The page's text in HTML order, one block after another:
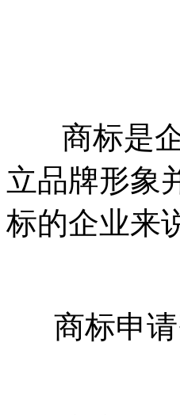
商标是企
立品牌形象
标的企业来
商标申请